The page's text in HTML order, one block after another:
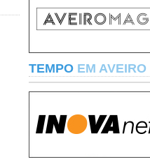
TEMPO EM AVEIRO